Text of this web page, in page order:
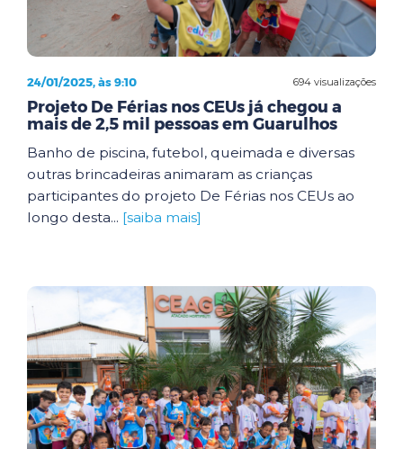
694 visualizações
24/01/2025, às 9:10
Projeto De Férias nos CEUs já chegou a
mais de 2,5 mil pessoas em Guarulhos
Banho de piscina, futebol, queimada e diversas
outras brincadeiras animaram as crianças
participantes do projeto De Férias nos CEUs ao
longo desta... [saiba mais]